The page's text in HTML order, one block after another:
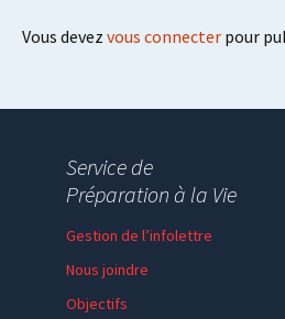
Vous devez vous connecter pour
Service de
Préparation à la Vie
Gestion de l’infolettre
Nous joindre
Objectifs